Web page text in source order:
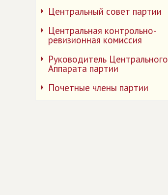
Центральный совет партии
Центральная контрольно-
ревизионная комиссия
Руководитель Центрального
Аппарата партии
Почетные члены партии